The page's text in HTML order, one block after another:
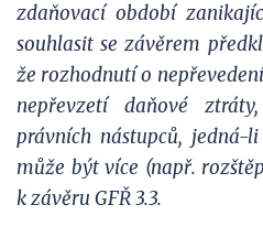
zdaňovací období
souhlasit se závěrem
že rozhodnutío
nepřevzetí daňové
právních nástupců, jedná-
může být více (např.
k závěru GFŘ 3.3.